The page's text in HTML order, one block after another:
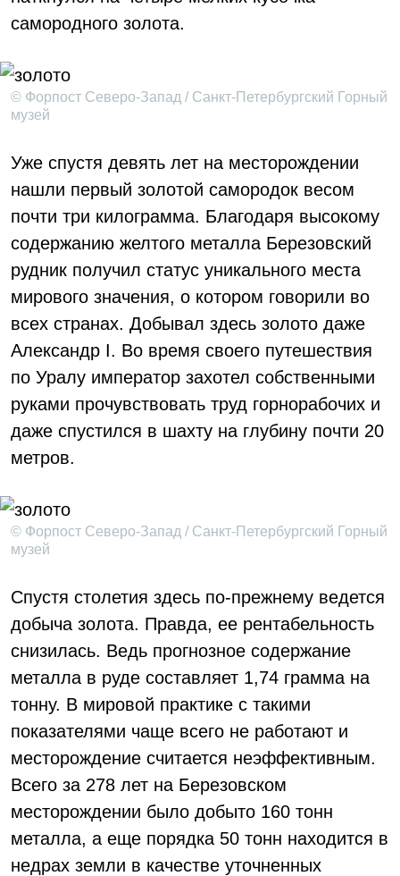
самородного золота.
© Форпост Северо-Запад / Санкт-Петербургский Горный
музей
Уже спустя девять лет на месторождении
нашли первый золотой самородок весом
почти три килограмма. Благодаря высокому
содержанию желтого металла Березовский
рудник получил статус уникального места
мирового значения, о котором говорили во
всех странах. Добывал здесь золото даже
Александр I. Во время своего путешествия
по Уралу император захотел собственными
руками прочувствовать труд горнорабочих и
даже спустился в шахту на глубину почти 20
метров.
© Форпост Северо-Запад / Санкт-Петербургский Горный
музей
Спустя столетия здесь по-прежнему ведется
добыча золота. Правда, ее рентабельность
снизилась. Ведь прогнозное содержание
металла в руде составляет 1,74 грамма на
тонну. В мировой практике с такими
показателями чаще всего не работают и
месторождение считается неэффективным.
Всего за 278 лет на Березовском
месторождении было добыто 160 тонн
металла, а еще порядка 50 тонн находится в
недрах земли в качестве уточненных